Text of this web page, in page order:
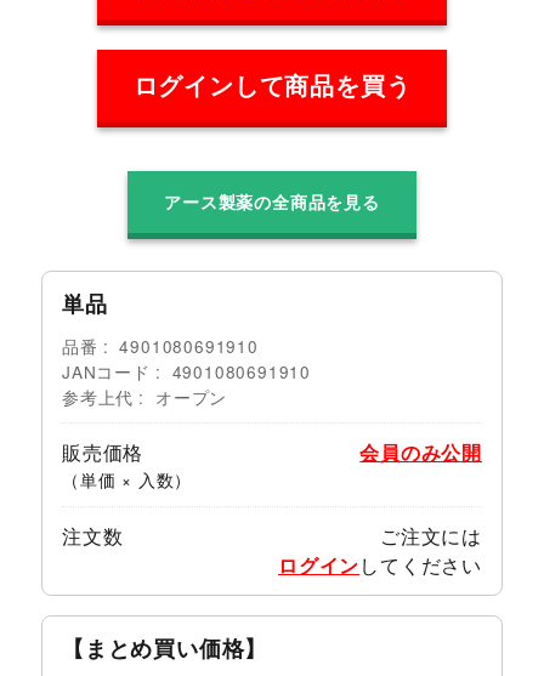
ログインして商品を買う
アース製薬の全商品を見る
単品
品番
4901080691910
JANコード
4901080691910
参考上代
オープン
販売価格
（単価 × 入数）
会員のみ公開
注文数
ご注文には
ログインしてください
【まとめ買い価格】